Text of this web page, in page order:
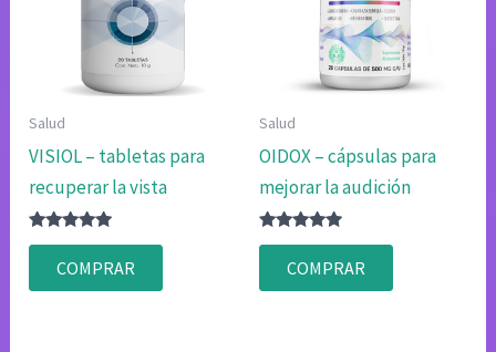
Salud
VISIOL – tabletas para
recuperar la vista
Valorado
4.75
de 5
COMPRAR
Salud
OIDOX – cápsulas para
mejorar la audición
Valorado
4.75
de 5
COMPRAR